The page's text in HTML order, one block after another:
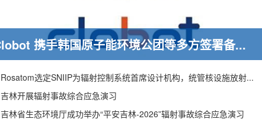
Clobot 携手韩国原子能环境公团等多方签署备忘录，推动放射性废物安全管理多机型机器人示范
Rosatom选定SNIIP为辐射控制系统首席设计机构，统管核设施放射仪表标准化与进口替代保障
吉林开展辐射事故综合应急演习
吉林省生态环境厅成功举办“平安吉林-2026”辐射事故综合应急演习